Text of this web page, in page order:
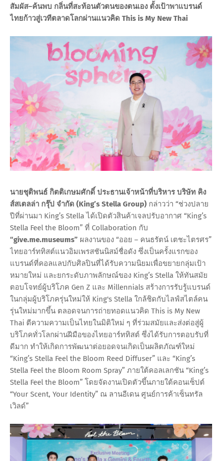
สัมผัส–ค้นพบ กลิ่นที่สะท้อนตัวตนของตนเอง ตั้งเป้าพาแบรนด์
ไทยก้าวสู่เวทีตลาดโลกผ่านแนวคิด This is My New Thai
นายชุติพนธ์ กิตติเกษมศักดิ์ ประธานเจ้าหน้าที่บริหาร บริษัท คิง
ส์สเตลล่า กรุ๊ป จำกัด (King’s Stella Group) กล่าวว่า “ช่วงปลาย
ปีที่ผ่านมา King’s Stella ได้เปิดตัวสินค้าเจลปรับอากาศ “King’s
Stella Feel the Bloom” ที่ Collaboration กับ
“give.me.museums” ผลงานของ “ออย – คนธรัตน์ เตชะไตรศร”
ไทยอาร์ททิสต์แนวอิมเพรสชันนิสม์ชื่อดัง ซึ่งเป็นครั้งแรกของ
แบรนด์ที่คอลแลปกับศิลปินที่ได้รับความนิยมเพื่อขยายกลุ่มเป้า
หมายใหม่ และยกระดับภาพลักษณ์ของ King’s Stella ให้ทันสมัย
ตอบโจทย์ผู้บริโภค Gen Z และ Millennials สร้างการรับรู้แบรนด์
ในกลุ่มผู้บริโภครุ่นใหม่ให้ King's Stella ใกล้ชิดกับไลฟ์สไตล์คน
รุ่นใหม่มากขึ้น ตลอดจนการถ่ายทอดแนวคิด This is My New
Thai ตีความความเป็นไทยในมิติใหม่ ๆ ที่ร่วมสมัยและส่งต่อสู่ผู้
บริโภคทั่วโลกผ่านฝีมือของไทยอาร์ททิสต์ ซึ่งได้รับการตอบรับที่
ดีมาก ทำให้เกิดการพัฒนาต่อยอดจนเกิดเป็นผลิตภัณฑ์ใหม่
“King’s Stella Feel the Bloom Reed Diffuser” และ “King’s
Stella Feel the Bloom Room Spray” ภายใต้คอลเลกชัน “King’s
Stella Feel the Bloom” โดยจัดงานเปิดตัวขึ้นภายใต้คอนเซ็ปต์
“Your Scent, Your Identity” ณ ลานอีเดน ศูนย์การค้าเซ็นทรัล
เวิลด์”